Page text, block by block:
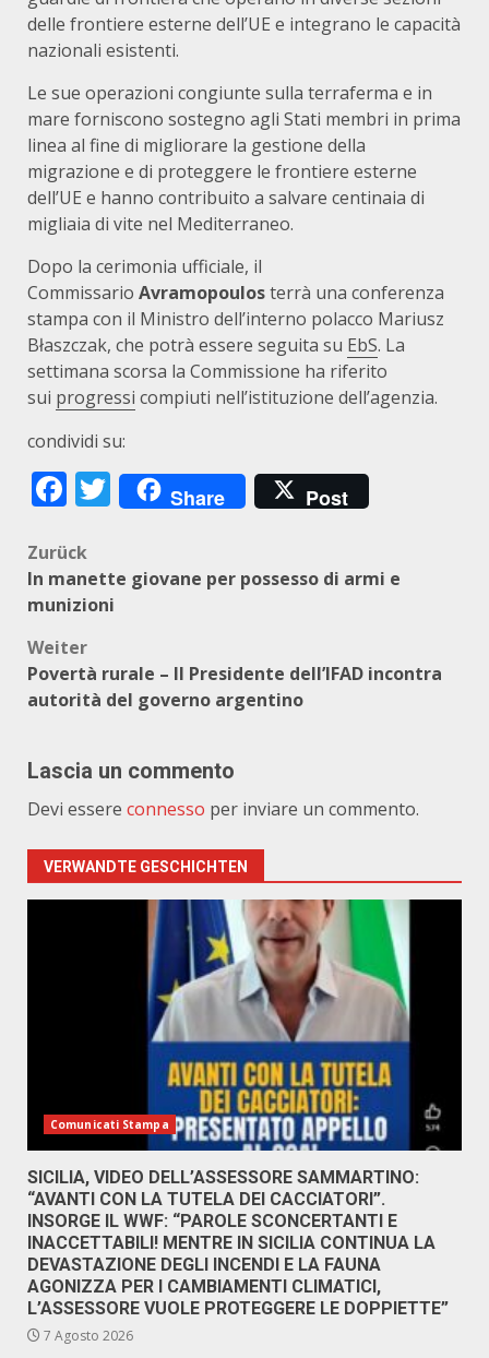
delle frontiere esterne dell’UE e integrano le capacità
nazionali esistenti.
Le sue operazioni congiunte sulla terraferma e in
mare forniscono sostegno agli Stati membri in prima
linea al fine di migliorare la gestione della
migrazione e di proteggere le frontiere esterne
dell’UE e hanno contribuito a salvare centinaia di
migliaia di vite nel Mediterraneo.
Dopo la cerimonia ufficiale, il
Commissario Avramopoulosterrà una conferenza
stampa con il Ministro dell’interno polacco Mariusz
Błaszczak, che potrà essere seguita su EbS. La
settimana scorsa la Commissione ha riferito
sui progressi compiuti nell’istituzione dell’agenzia.
condividi su:
Facebook
Twitter
Share Post
Beitragsnavigation
Zurück
In manette giovane per possesso di armi e
munizioni
Weiter
Povertà rurale – Il Presidente dell’IFAD incontra
autorità del governo argentino
Lascia un commento
Devi essere connesso per inviare un commento.
VERWANDTE GESCHICHTEN
Comunicati Stampa
SICILIA, VIDEO DELL’ASSESSORE SAMMARTINO:
“AVANTI CON LA TUTELA DEI CACCIATORI”.
INSORGE IL WWF: “PAROLE SCONCERTANTI E
INACCETTABILI! MENTRE IN SICILIA CONTINUA LA
DEVASTAZIONE DEGLI INCENDI E LA FAUNA
AGONIZZA PER I CAMBIAMENTI CLIMATICI,
L’ASSESSORE VUOLE PROTEGGERE LE DOPPIETTE”
7 Agosto 2026